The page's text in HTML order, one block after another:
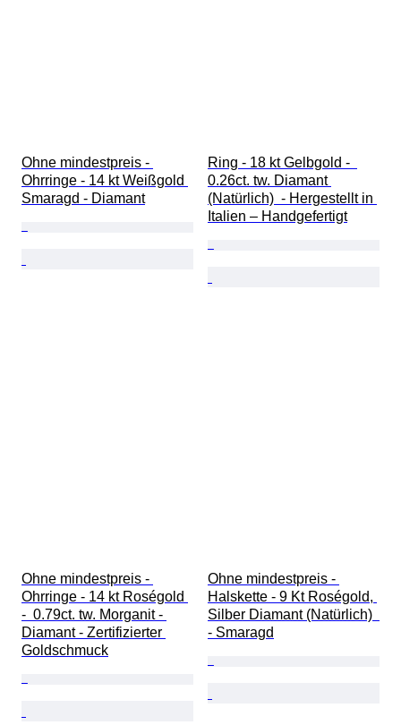
Ohne mindestpreis -
Ohrringe - 14 kt Weißgold
Smaragd - Diamant
Ring - 18 kt Gelbgold -
0.26ct. tw. Diamant
(Natürlich)  - Hergestellt in
Italien – Handgefertigt
Ohne mindestpreis -
Ohrringe - 14 kt Roségold
-  0.79ct. tw. Morganit -
Diamant - Zertifizierter
Goldschmuck
Ohne mindestpreis -
Halskette - 9 Kt Roségold,
Silber Diamant (Natürlich)
- Smaragd